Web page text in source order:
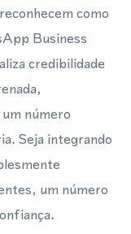
como
Business
credibilidade
número
Seja integrando
um número